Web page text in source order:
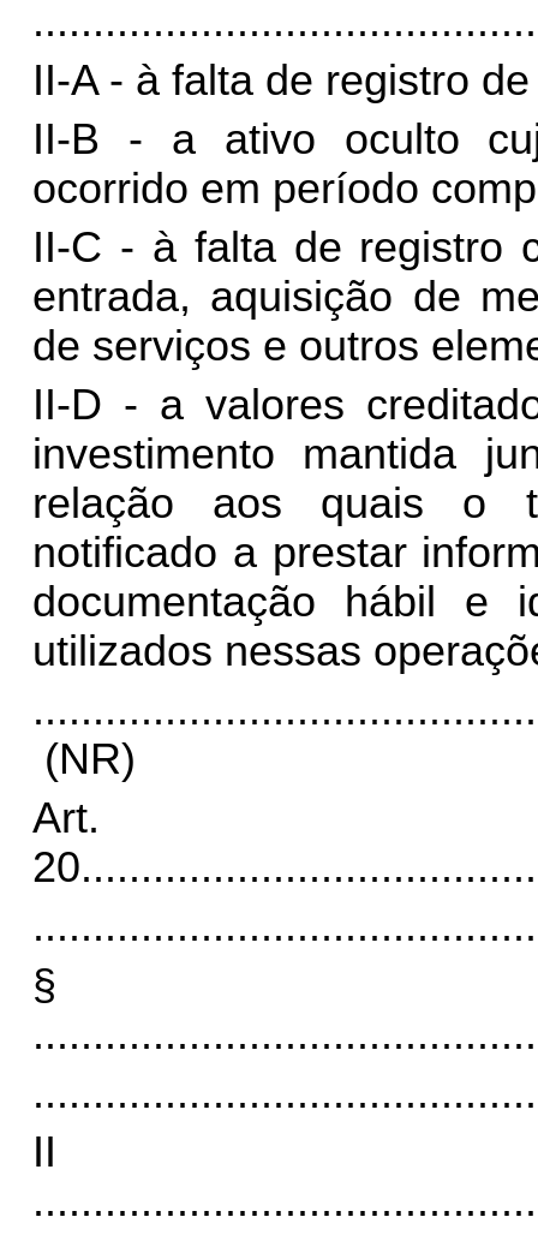
II-A - à falta de registro
II-B - a ativo oculto
ocorrido em período
II-C - à falta de registro
entrada, aquisição de
de serviços e outros
II-D - a valores
investimento mantida
relação aos quais o
notificado a prestar
documentação hábil e
utilizados nessas
(NR)
Art.
20
§